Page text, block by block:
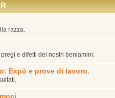
razza.
e difetti dei nostri beniamini.
Expò e prove di lavoro.